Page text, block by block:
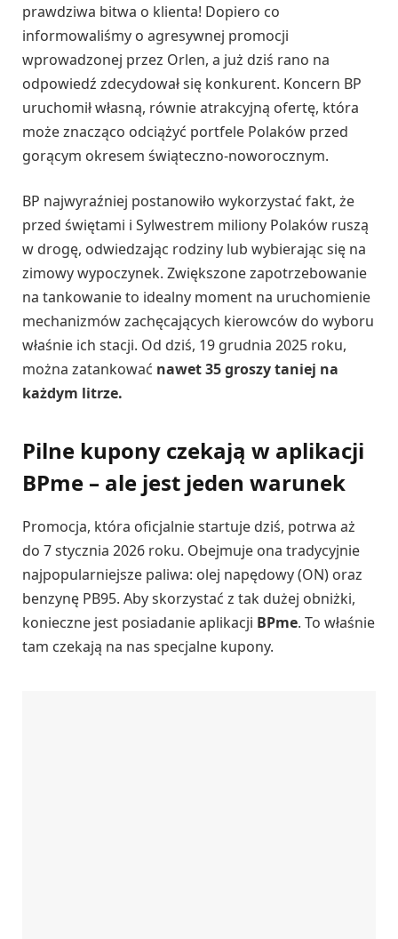
prawdziwa bitwa o klienta! Dopiero co
informowaliśmy o agresywnej promocji
wprowadzonej przez Orlen, a już dziś rano na
odpowiedź zdecydował się konkurent. Koncern BP
uruchomił własną, równie atrakcyjną ofertę, która
może znacząco odciążyć portfele Polaków przed
gorącym okresem świąteczno-noworocznym.
BP najwyraźniej postanowiło wykorzystać fakt, że
przed świętami i Sylwestrem miliony Polaków ruszą
w drogę, odwiedzając rodziny lub wybierając się na
zimowy wypoczynek. Zwiększone zapotrzebowanie
na tankowanie to idealny moment na uruchomienie
mechanizmów zachęcających kierowców do wyboru
właśnie ich stacji. Od dziś, 19 grudnia 2025 roku,
można zatankować nawet 35 groszy taniej na
każdym litrze.
Pilne kupony czekają w aplikacji
BPme – ale jest jeden warunek
Promocja, która oficjalnie startuje dziś, potrwa aż
do 7 stycznia 2026 roku. Obejmuje ona tradycyjnie
najpopularniejsze paliwa: olej napędowy (ON) oraz
benzynę PB95. Aby skorzystać z tak dużej obniżki,
konieczne jest posiadanie aplikacji BPme. To właśnie
tam czekają na nas specjalne kupony.